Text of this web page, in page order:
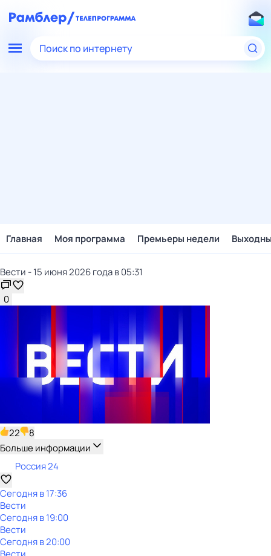
Поиск по интернету
Главная Моя программа Премьеры недели
Вести - 15 июня 2026 года в 05:31
0
22
8
Больше информации
Россия 24
Сегодня в 17:36
Вести
Сегодня в 19:00
Вести
Сегодня в 20:00